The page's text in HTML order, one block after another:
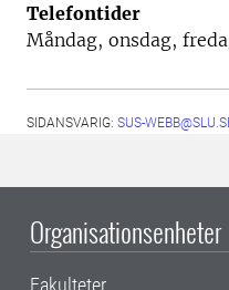
Telefontider
Måndag, onsdag,
SIDANSVARIG: SUS-
Organisationsenheter
Fakulteter